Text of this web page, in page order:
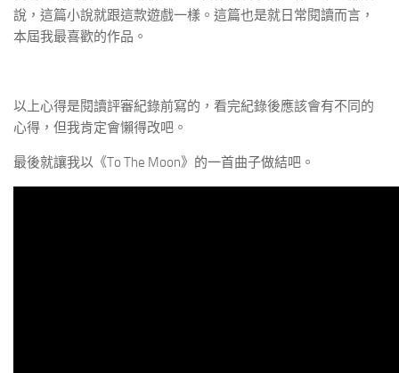
說，這篇小說就跟這款遊戲一樣。這篇也是就日常閱讀而言，
本屆我最喜歡的作品。
以上心得是閱讀評審紀錄前寫的，看完紀錄後應該會有不同的
心得，但我肯定會懶得改吧。
最後就讓我以《To The Moon》的一首曲子做結吧。